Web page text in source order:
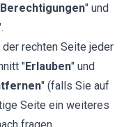
" und
rechten Seite jeder
"Erlauben" und
" (falls Sie auf
Seite ein weiteres
fragen,